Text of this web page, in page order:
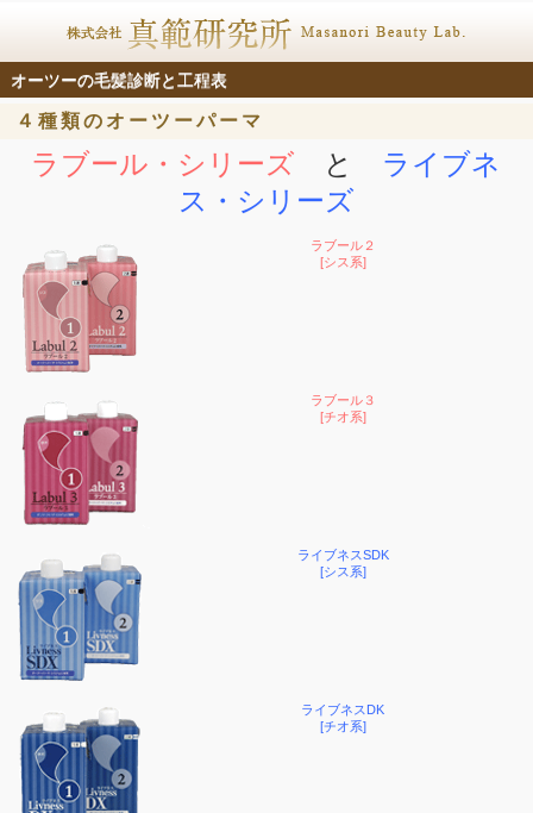
オーツーの毛髪診断と工程表
４種類のオーツーパーマ
ラブール・シリーズ と ライブネ
ス・シリーズ
ラブール２
[シス系]
ラブール３
[チオ系]
ライブネスSDK
[シス系]
ライブネスDK
[チオ系]